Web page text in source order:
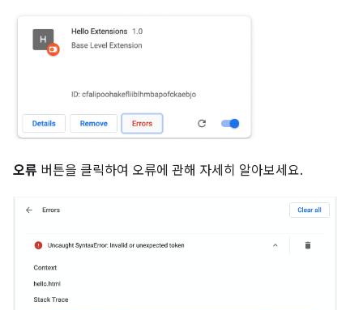
오류 버튼을 클릭하여 오류에 관해 자세히 알아보세요.